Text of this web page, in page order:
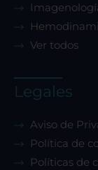
Ver todos
Legales
Aviso de
Política de
Políticas de